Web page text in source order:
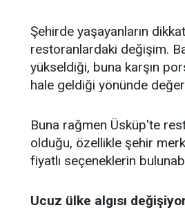
Şehirde yaşayanların
restoranlardaki değişim.
yükseldiği, buna karşın
hale geldiği yönünde
Buna rağmen Üsküp'te
olduğu, özellikle şehir
fiyatlı seçeneklerin
Ucuz ülke algısı